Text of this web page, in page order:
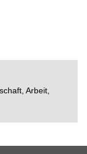
Arbeit,